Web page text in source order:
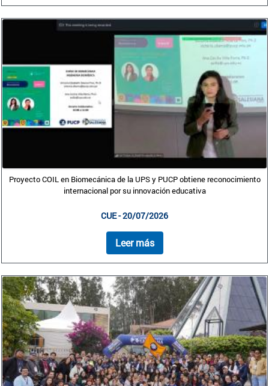
Proyecto COIL en Biomecánica de la UPS y PUCP obtiene reconocimiento
internacional por su innovación educativa
CUE - 20/07/2026
Leer más